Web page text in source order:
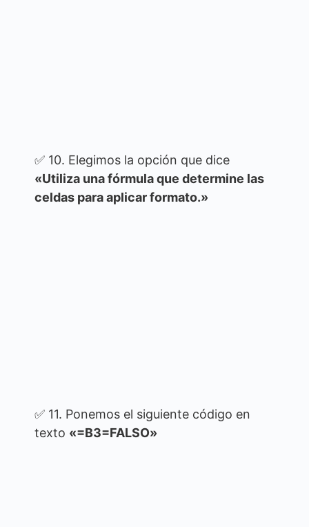
✅ 10. Elegimos la opción que dice
«Utiliza una fórmula que determine las
celdas para aplicar formato.»
✅ 11. Ponemos el siguiente código en
texto «=B3=FALSO»